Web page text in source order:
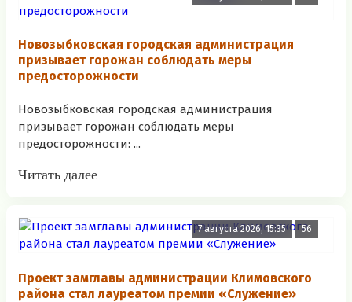
Новозыбковская городская администрация
призывает горожан соблюдать меры
предосторожности
Новозыбковская городская администрация
призывает горожан соблюдать меры
предосторожности: ...
Читать далее
7 августа 2026, 15:35 56
Проект замглавы администрации Климовского
района стал лауреатом премии «Служение»